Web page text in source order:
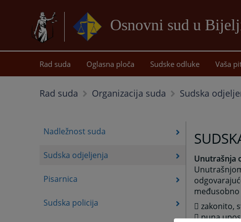
Osnovni sud u
Rad suda Oglasna ploča Sudske odluke Vaša
Rad suda Organizacija suda Sudska
Nadležnost suda
Sudska odjeljenja
Pisarnica
Sudska policija
Unutrašnja
međusobno
 zakonito,
 puna